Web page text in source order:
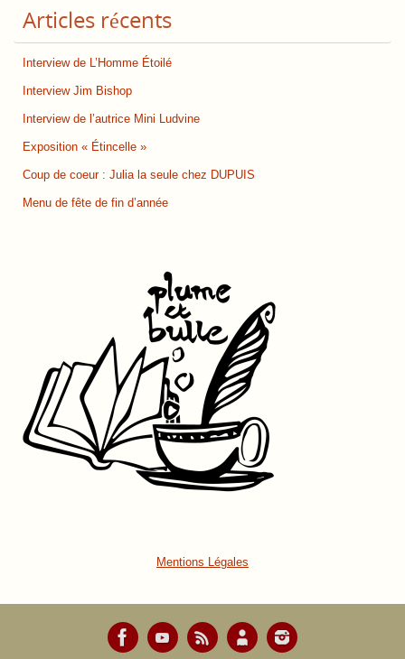
Articles récents
Interview de L’Homme Étoilé
Interview Jim Bishop
Interview de l’autrice Mini Ludvine
Exposition « Étincelle »
Coup de coeur : Julia la seule chez DUPUIS
Menu de fête de fin d’année
Mentions Légales